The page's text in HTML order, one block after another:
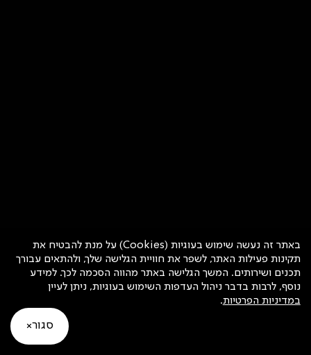
באתר זה נעשה שימוש בעוגיות (Cookies) על מנת להבטיח את
תקינות פעילות האתר, לשפר את חוויית הגלישה שלך, ולהתאים עבורך
תכנים ושירותים. המשך הגלישה באתר מהווה הסכמה לכך. למידע
נוסף, לרבות בדבר ניהול העדפות השימוש בעוגיות, ניתן לעיין
במדיניות הפרטיות.
סגור